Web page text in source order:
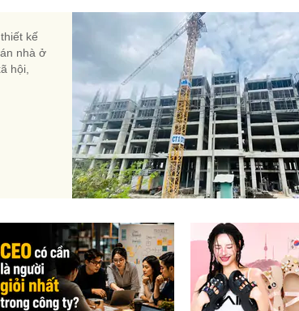
kế
nhà ở
hội,